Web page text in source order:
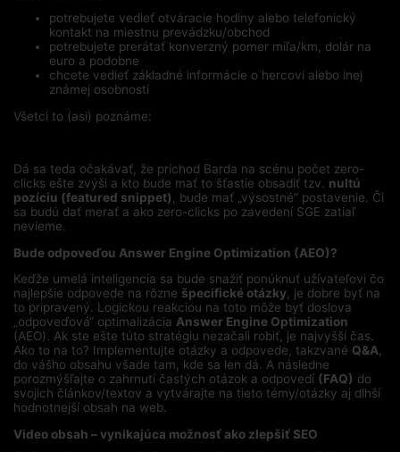
potrebujete vedieť otváracie hodiny alebo telefonický
kontakt na miestnu prevádzku/obchod
potrebujete prerátať konverzný pomer míľa/km, dolár na
euro a podobne
chcete vedieť základné informácie o hercovi alebo inej
známej osobnosti
Všetci to (asi) poznáme:
Dá sa teda očakávať, že príchod Barda na scénu počet zero-
clicks ešte zvýši a kto bude mať to šťastie obsadiť tzv. nultú
pozíciu (featured snippet)
, bude mať „výsostné“ postavenie. Či
sa budú dať merať a ako zero-clicks po zavedení SGE zatiaľ
nevieme.
Bude odpoveďou Answer Engine Optimization (AEO)?
Keďže umelá inteligencia sa bude snažiť ponúknuť užívateľovi čo
najlepšie odpovede na rôzne špecifické otázky, je dobre byť na
to pripravený. Logickou reakciou na toto môže byť doslova
„odpoveďová“ optimalizáciaAnswer Engine Optimization
(AEO). Ak ste ešte túto stratégiu nezačali robiť, je najvyšší čas.
Ako to na to? Implementujte otázky a odpovede, takzvané Q&A,
do vášho obsahu všade tam, kde sa len dá. A následne
porozmýšľajte o zahrnutí častých otázok a odpovedí (FAQ) do
svojich článkov/textov a vytvárajte na tieto témy/otázky aj dlhší
hodnotnejší obsah na web.
Video obsah – vynikajúca možnosť ako zlepšiť SEO